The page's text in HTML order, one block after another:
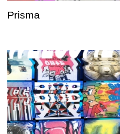
Prisma